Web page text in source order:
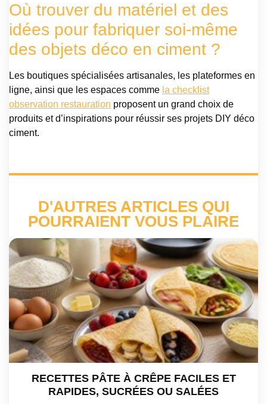
Où trouver du matériel et des
idées pour fabriquer soi-même
des objets déco en ciment ?
Les boutiques spécialisées artisanales, les plateformes en
ligne, ainsi que les espaces comme la checklist
observation restauration proposent un grand choix de
produits et d’inspirations pour réussir ses projets DIY déco
ciment.
D'AUTRES ARTICLES QUI
POURRAIENT VOUS PLAIRE
RECETTES PÂTE À CRÊPE FACILES ET
RAPIDES, SUCRÉES OU SALÉES